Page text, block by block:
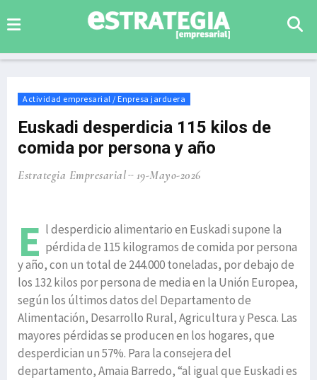
Actividad empresarial / Enpresa jarduera
Euskadi desperdicia 115 kilos de
comida por persona y año
Estrategia Empresarial 19-Mayo-2026
E l desperdicio alimentario en Euskadi supone la
pérdida de 115 kilogramos de comida por persona
y año, con un total de 244.000 toneladas, por debajo de
los 132 kilos por persona de media en la Unión Europea,
según los últimos datos del Departamento de
Alimentación, Desarrollo Rural, Agricultura y Pesca. Las
mayores pérdidas se producen en los hogares, que
desperdician un 57%. Para la consejera del
departamento, Amaia Barredo, “al igual que Euskadi es